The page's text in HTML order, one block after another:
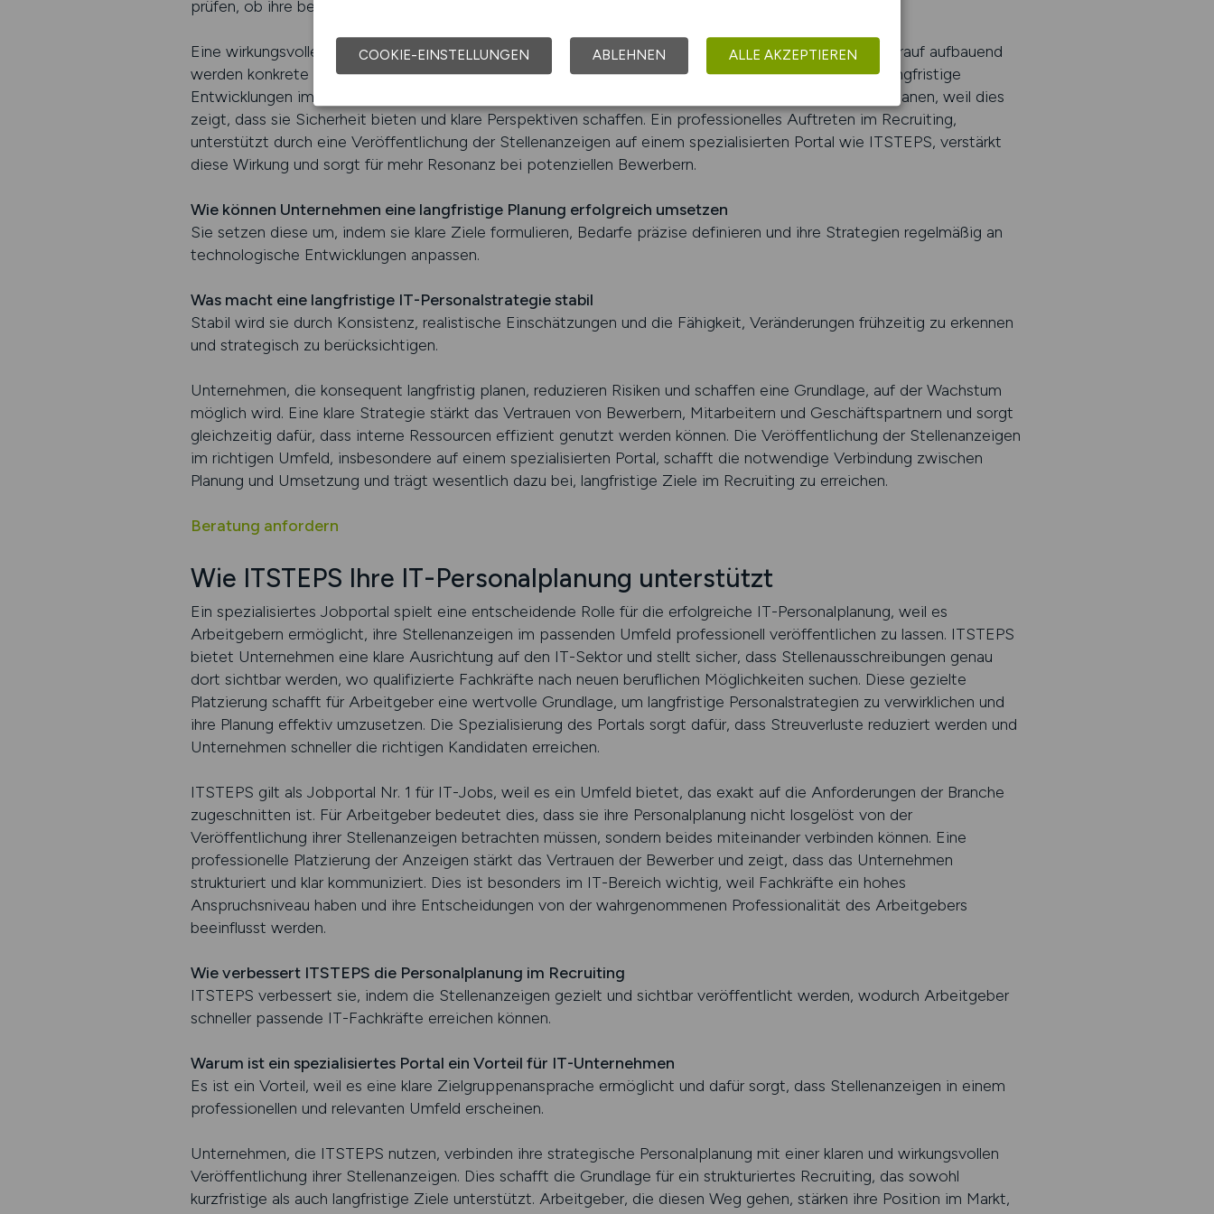
prüfen, ob ihre bestehenden Teams die Anforderungen der nächsten Jahre erfüllen können.
Eine wirkungsvolle Strategie beginnt immer mit einer ehrlichen Bewertung der aktuellen Situation. Darauf aufbauend
werden konkrete Ziele entwickelt, die nicht nur kurzfristige Besetzungen berücksichtigen, sondern langfristige
Entwicklungen im Blick haben. IT-Fachkräfte schätzen Unternehmen, die strukturiert und realistisch planen, weil dies
zeigt, dass sie Sicherheit bieten und klare Perspektiven schaffen. Ein professionelles Auftreten im Recruiting,
unterstützt durch eine Veröffentlichung der Stellenanzeigen auf einem spezialisierten Portal wie ITSTEPS, verstärkt
diese Wirkung und sorgt für mehr Resonanz bei potenziellen Bewerbern.
Wie können Unternehmen eine langfristige Planung erfolgreich umsetzen
Sie setzen diese um, indem sie klare Ziele formulieren, Bedarfe präzise definieren und ihre Strategien regelmäßig an
technologische Entwicklungen anpassen.
Was macht eine langfristige IT-Personalstrategie stabil
Stabil wird sie durch Konsistenz, realistische Einschätzungen und die Fähigkeit, Veränderungen frühzeitig zu erkennen
und strategisch zu berücksichtigen.
Unternehmen, die konsequent langfristig planen, reduzieren Risiken und schaffen eine Grundlage, auf der Wachstum
möglich wird. Eine klare Strategie stärkt das Vertrauen von Bewerbern, Mitarbeitern und Geschäftspartnern und sorgt
gleichzeitig dafür, dass interne Ressourcen effizient genutzt werden können. Die Veröffentlichung der Stellenanzeigen
im richtigen Umfeld, insbesondere auf einem spezialisierten Portal, schafft die notwendige Verbindung zwischen
Planung und Umsetzung und trägt wesentlich dazu bei, langfristige Ziele im Recruiting zu erreichen.
Beratung anfordern
Wie ITSTEPS Ihre IT-Personalplanung unterstützt
Ein spezialisiertes Jobportal spielt eine entscheidende Rolle für die erfolgreiche IT-Personalplanung, weil es
Arbeitgebern ermöglicht, ihre Stellenanzeigen im passenden Umfeld professionell veröffentlichen zu lassen. ITSTEPS
bietet Unternehmen eine klare Ausrichtung auf den IT-Sektor und stellt sicher, dass Stellenausschreibungen genau
dort sichtbar werden, wo qualifizierte Fachkräfte nach neuen beruflichen Möglichkeiten suchen. Diese gezielte
Platzierung schafft für Arbeitgeber eine wertvolle Grundlage, um langfristige Personalstrategien zu verwirklichen und
ihre Planung effektiv umzusetzen. Die Spezialisierung des Portals sorgt dafür, dass Streuverluste reduziert werden und
Unternehmen schneller die richtigen Kandidaten erreichen.
ITSTEPS gilt als Jobportal Nr. 1 für IT-Jobs, weil es ein Umfeld bietet, das exakt auf die Anforderungen der Branche
zugeschnitten ist. Für Arbeitgeber bedeutet dies, dass sie ihre Personalplanung nicht losgelöst von der
Veröffentlichung ihrer Stellenanzeigen betrachten müssen, sondern beides miteinander verbinden können. Eine
professionelle Platzierung der Anzeigen stärkt das Vertrauen der Bewerber und zeigt, dass das Unternehmen
strukturiert und klar kommuniziert. Dies ist besonders im IT-Bereich wichtig, weil Fachkräfte ein hohes
Anspruchsniveau haben und ihre Entscheidungen von der wahrgenommenen Professionalität des Arbeitgebers
beeinflusst werden.
Wie verbessert ITSTEPS die Personalplanung im Recruiting
ITSTEPS verbessert sie, indem die Stellenanzeigen gezielt und sichtbar veröffentlicht werden, wodurch Arbeitgeber
schneller passende IT-Fachkräfte erreichen können.
Warum ist ein spezialisiertes Portal ein Vorteil für IT-Unternehmen
Es ist ein Vorteil, weil es eine klare Zielgruppenansprache ermöglicht und dafür sorgt, dass Stellenanzeigen in einem
professionellen und relevanten Umfeld erscheinen.
Unternehmen, die ITSTEPS nutzen, verbinden ihre strategische Personalplanung mit einer klaren und wirkungsvollen
Veröffentlichung ihrer Stellenanzeigen. Dies schafft die Grundlage für ein strukturiertes Recruiting, das sowohl
kurzfristige als auch langfristige Ziele unterstützt. Arbeitgeber, die diesen Weg gehen, stärken ihre Position im Markt,
COOKIE-EINSTELLUNGEN ABLEHNEN ALLE AKZEPTIEREN